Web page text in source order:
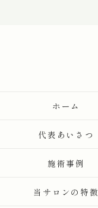
ホーム
代表あいさつ
施術事例
当サロンの特徴